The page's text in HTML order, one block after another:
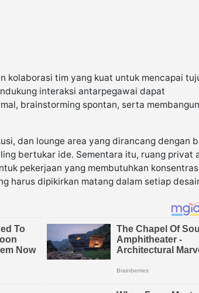
kolaborasi tim yang kuat untuk mencapai
interaksi antarpegawai dapat
brainstorming spontan, serta membangun
dan lounge area yang dirancang dengan
bertukar ide. Sementara itu, ruang privat
pekerjaan yang membutuhkan
harus dipikirkan matang dalam setiap